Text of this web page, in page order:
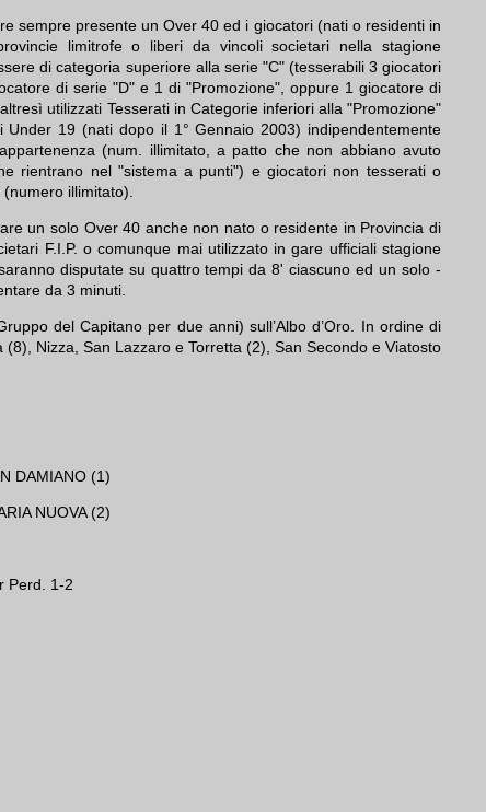
sempre presente un Over 40 ed i giocatori (nati o residenti in
limitrofe o liberi da vincoli societari nella stagione
di categoria superiore alla serie "C" (tesserabili 3 giocatori
di serie "D" e 1 di "Promozione", oppure 1 giocatore di
utilizzati Tesserati in Categorie inferiori alla "Promozione"
Under 19 (nati dopo il 1° Gennaio 2003) indipendentemente
(num. illimitato, a patto che non abbiano avuto
rientrano nel "sistema a punti") e giocatori non tesserati o
illimitato).
un solo Over 40 anche non nato o residente in Provincia di
F.I.P. o comunque mai utilizzato in gare ufficiali stagione
disputate su quattro tempi da 8' ciascuno ed un solo -
da 3 minuti.
del Capitano per due anni) sull’Albo d’Oro. In ordine di
(8), Nizza, San Lazzaro e Torretta (2), San Secondo e Viatosto
DAMIANO (1)
NUOVA (2)
Perd. 1-2